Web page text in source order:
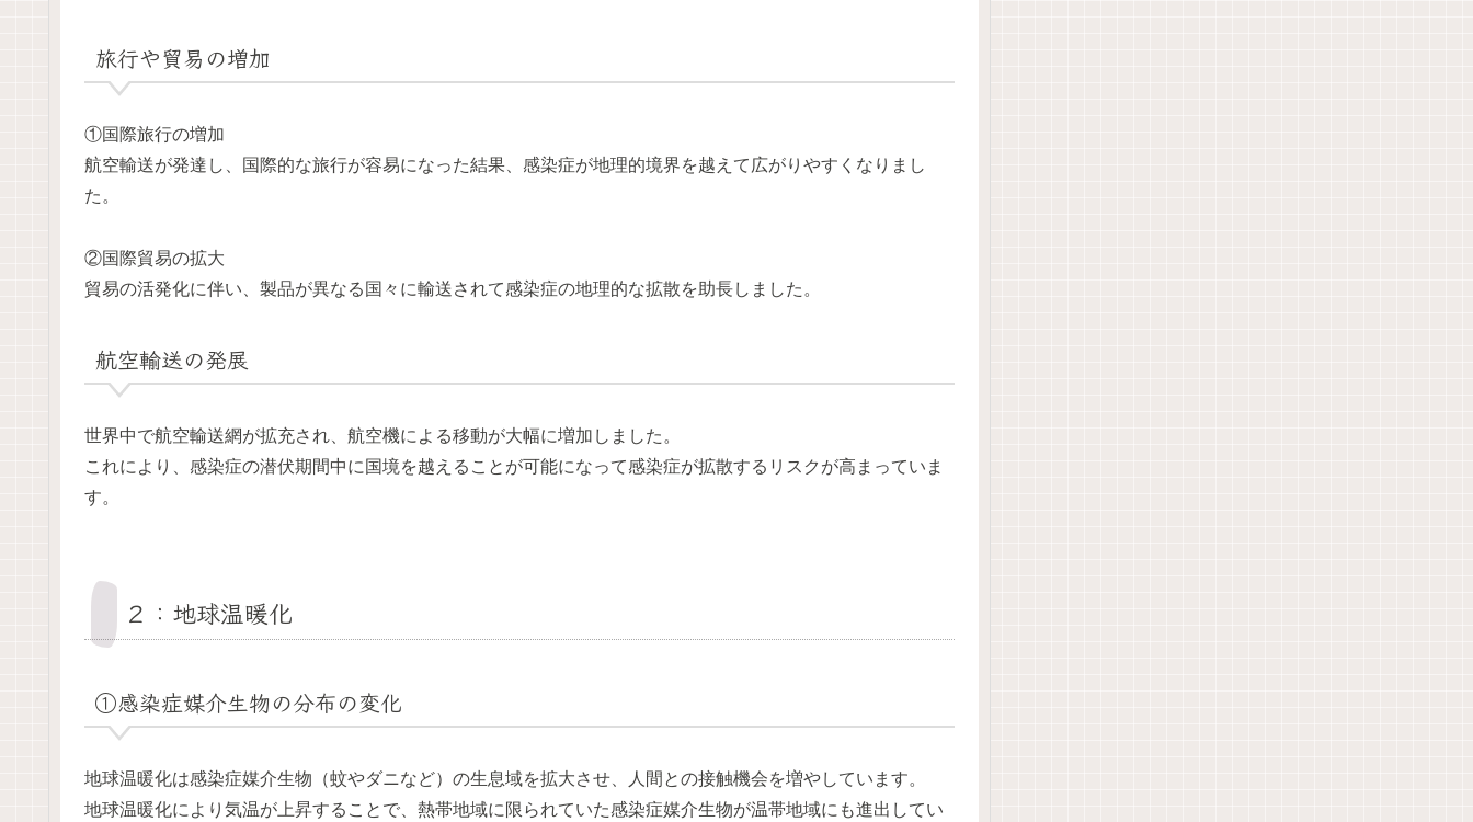
旅行や貿易の増加
①国際旅行の増加
航空輸送が発達し、国際的な旅行が容易になった結果、感染症が地理的境界を越えて広がりやすくなりまし
た。
②国際貿易の拡大
貿易の活発化に伴い、製品が異なる国々に輸送されて感染症の地理的な拡散を助長しました。
航空輸送の発展
世界中で航空輸送網が拡充され、航空機による移動が大幅に増加しました。
これにより、感染症の潜伏期間中に国境を越えることが可能になって感染症が拡散するリスクが高まっていま
す。
２：地球温暖化
①感染症媒介生物の分布の変化
地球温暖化は感染症媒介生物（蚊やダニなど）の生息域を拡大させ、人間との接触機会を増やしています。
地球温暖化により気温が上昇することで、熱帯地域に限られていた感染症媒介生物が温帯地域にも進出してい